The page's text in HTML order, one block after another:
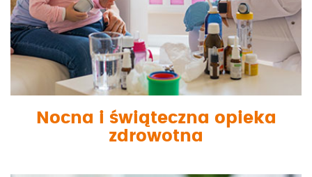
Nocna i świąteczna opieka
zdrowotna